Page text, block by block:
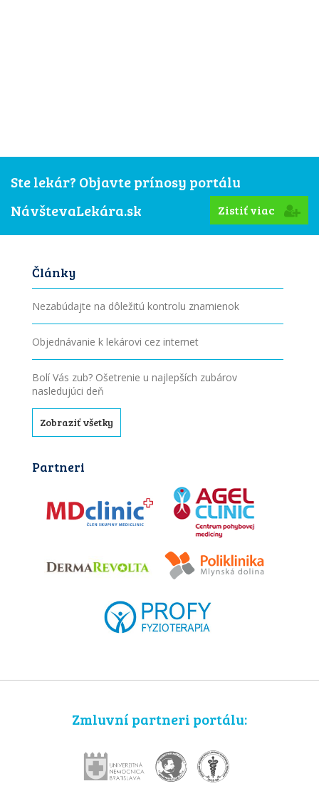
Ste lekár? Objavte prínosy portálu
NávštevaLekára.sk
Zistiť viac
Články
Nezabúdajte na dôležitú kontrolu znamienok
Objednávanie k lekárovi cez internet
Bolí Vás zub? Ošetrenie u najlepších zubárov
nasledujúci deň
Zobraziť všetky
Partneri
Zmluvní partneri portálu: